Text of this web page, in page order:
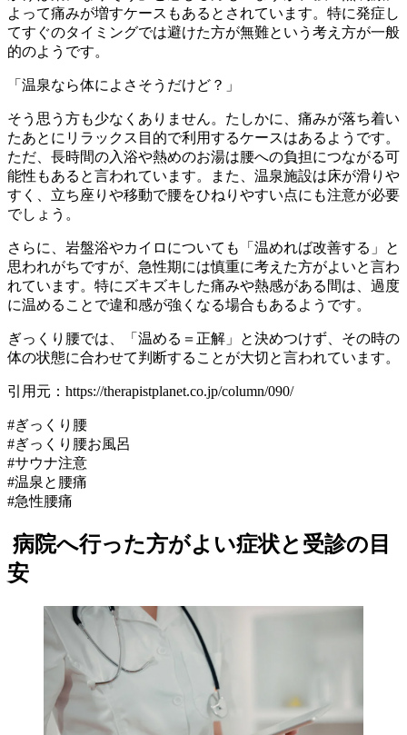
よって痛みが増すケースもあるとされています。特に発症し
てすぐのタイミングでは避けた方が無難という考え方が一般
的のようです。
「温泉なら体によさそうだけど？」
そう思う方も少なくありません。たしかに、痛みが落ち着い
たあとにリラックス目的で利用するケースはあるようです。
ただ、長時間の入浴や熱めのお湯は腰への負担につながる可
能性もあると言われています。また、温泉施設は床が滑りや
すく、立ち座りや移動で腰をひねりやすい点にも注意が必要
でしょう。
さらに、岩盤浴やカイロについても「温めれば改善する」と
思われがちですが、急性期には慎重に考えた方がよいと言わ
れています。特にズキズキした痛みや熱感がある間は、過度
に温めることで違和感が強くなる場合もあるようです。
ぎっくり腰では、「温める＝正解」と決めつけず、その時の
体の状態に合わせて判断することが大切と言われています。
引用元：https://therapistplanet.co.jp/column/090/
#ぎっくり腰
#ぎっくり腰お風呂
#サウナ注意
#温泉と腰痛
#急性腰痛
病院へ行った方がよい症状と受診の目
安